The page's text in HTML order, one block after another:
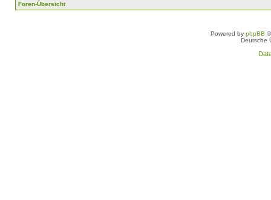
Foren-Übersicht
Powered by phpBB
Deutsche